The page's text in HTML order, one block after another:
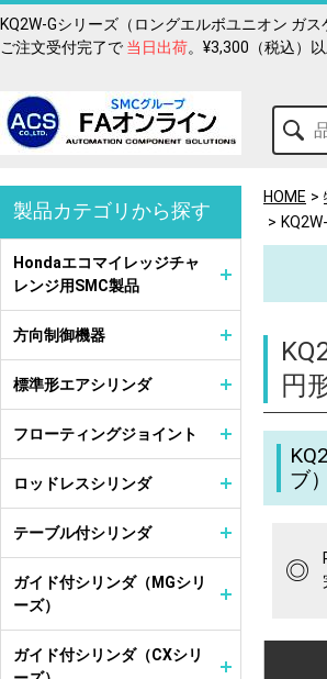
KQ2W-Gシリーズ（ロングエルボユニオン ガ
ご注文受付完了で 当日出荷。¥3,300（税込）
HOME
円
ブ
◎
製品カテゴリから探す
Hondaエコマイレッジチャ
レンジ用SMC製品
方向制御機器
標準形エアシリンダ
フローティングジョイント
ロッドレスシリンダ
テーブル付シリンダ
ガイド付シリンダ（MGシリ
ーズ）
ガイド付シリンダ（CXシリ